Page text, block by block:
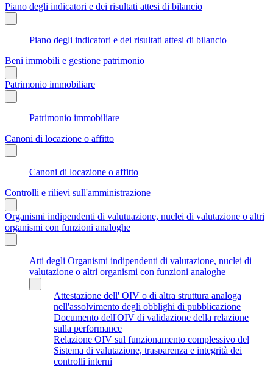
Piano degli indicatori e dei risultati attesi di bilancio
Piano degli indicatori e dei risultati attesi di bilancio
Beni immobili e gestione patrimonio
Patrimonio immobiliare
Patrimonio immobiliare
Canoni di locazione o affitto
Canoni di locazione o affitto
Controlli e rilievi sull'amministrazione
Organismi indipendenti di valutuazione, nuclei di valutazione o altri
organismi con funzioni analoghe
Atti degli Organismi indipendenti di valutazione, nuclei di
valutazione o altri organismi con funzioni analoghe
Attestazione dell' OIV o di altra struttura analoga
nell'assolvimento degli obblighi di pubblicazione
Documento dell'OIV di validazione della relazione
sulla performance
Relazione OIV sul funzionamento complessivo del
Sistema di valutazione, trasparenza e integrità dei
controlli interni